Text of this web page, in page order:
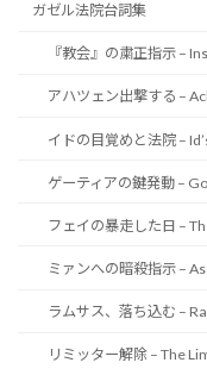
ガゼル法院台詞集
『教会』の粛正指示 –
アハツェン出撃する –
イドの目覚めと法院 –
ゲーティアの鍵発動 –
フェイの暴走した日 –
ミァンへの暗殺指示 –
ラムサス、落ち込む –
リミッター解除 – The